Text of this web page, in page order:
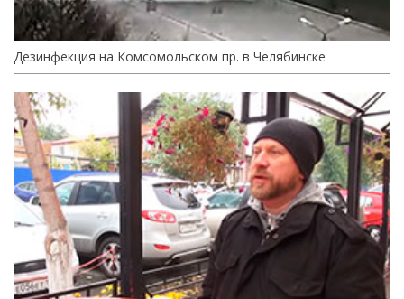
Дезинфекция на Комсомольском пр. в Челябинске